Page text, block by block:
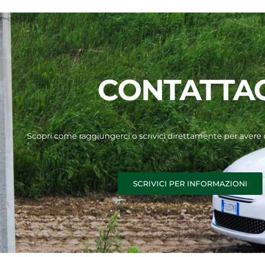
Scopri come raggiungerci o scrivici direttamente per avere
SCRIVICI PER INFORMAZIONI